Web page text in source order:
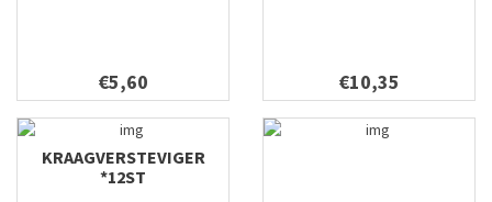
€5,60 €10,35
KRAAGVERSTEVIGER
*12ST